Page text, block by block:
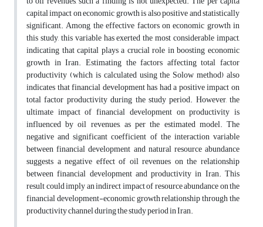
capital impact on economic growth is also positive and statistically
significant. Among the effective factors on economic growth in
this study, this variable has exerted the most considerable impact,
indicating that capital plays a crucial role in boosting economic
growth in Iran. Estimating the factors affecting total factor
productivity (which is calculatedusing the Solow method) also
indicates that financial development has had a positive impact on
total factor productivity during the study period. However, the
ultimate impact of financial development on productivity is
influenced by oil revenues, as per the estimated model. The
negative and significant coefficient of the interaction variable
between financial development and natural resource abundance
suggests a negative effect of oil revenues on the relationship
between financial development and productivity in Iran. This
result could imply an indirect impact of resource abundance on the
financial development-economic growth relationship through the
productivity channel during the study period in Iran.